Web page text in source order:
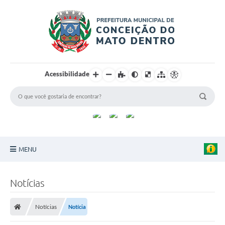
Acessibilidade
MENU
Turismo
Notícias
Notícias Notícia